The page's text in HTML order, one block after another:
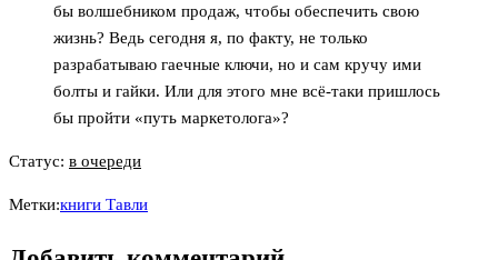
бы волшебником продаж, чтобы обеспечить свою
жизнь? Ведь сегодня я, по факту, не только
разрабатываю гаечные ключи, но и сам кручу ими
болты и гайки. Или для этого мне всё-таки пришлось
бы пройти «путь маркетолога»?
Статус: в очереди
Метки:книги Тавли